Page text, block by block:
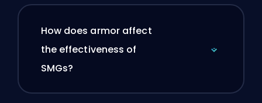
How does armor affect
the effectiveness of
SMGs?